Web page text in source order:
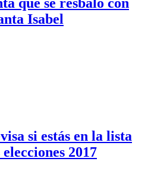
que se resbaló con
Isabel
si estás en la lista
2017